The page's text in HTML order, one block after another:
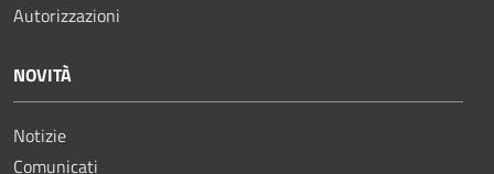
Autorizzazioni
NOVITÀ
Notizie
Comunicati